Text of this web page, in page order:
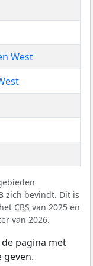
West
zich bevindt. Dit is
CBS van 2025 en
van 2026.
pagina met